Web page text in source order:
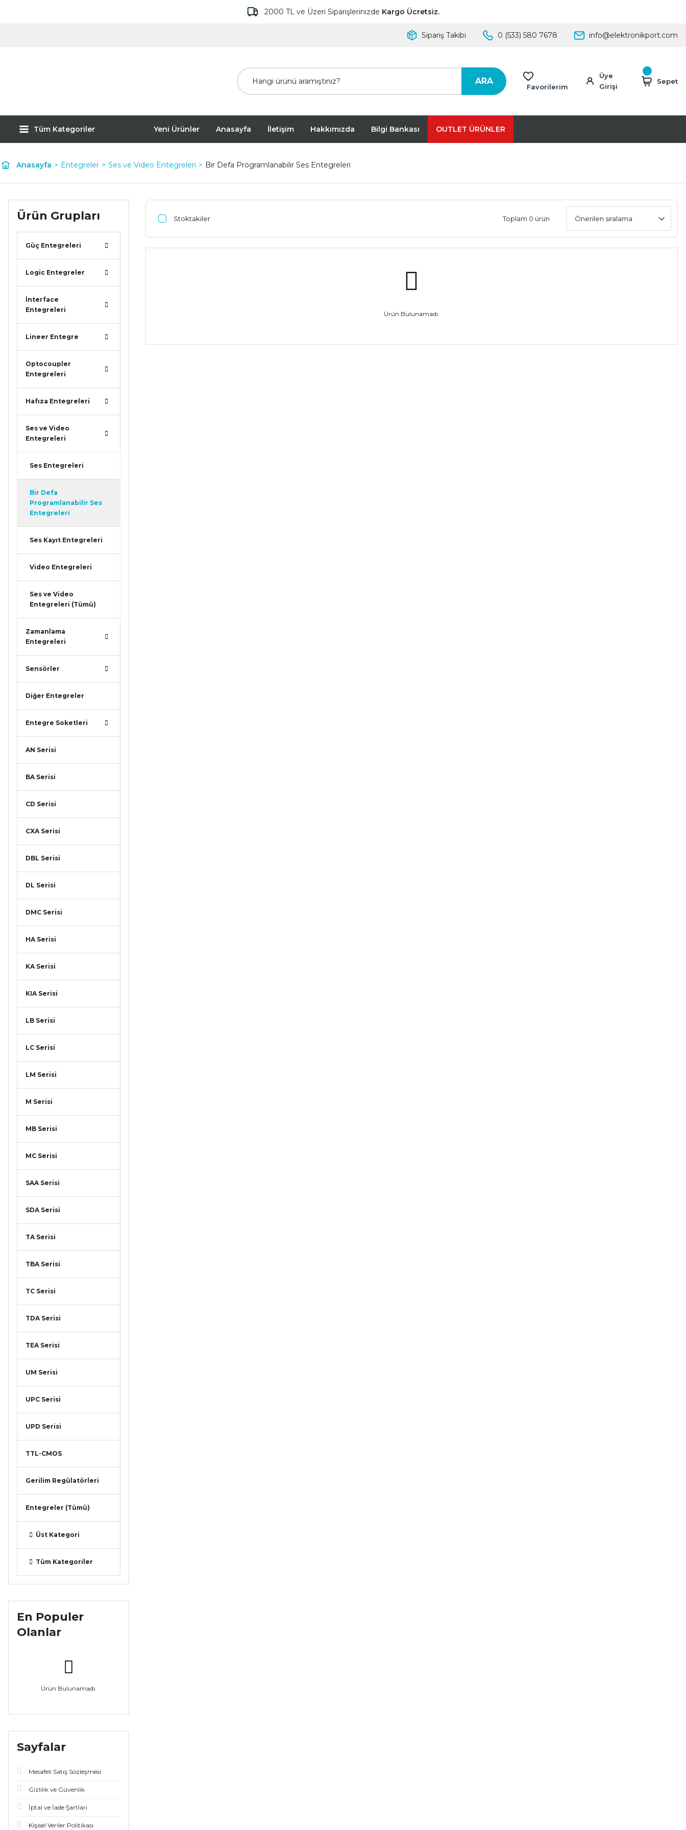
2000 TL ve Üzeri Siparişlerinizde Kargo Ücretsiz.
Sipariş Takibi 0 (533) 580 7678 info@elektronikport.com
ARA
Favorilerim
Üye
Girişi
Sepet
Tüm Kategoriler Yeni Ürünler Anasayfa İletişim Hakkımızda Bilgi Bankası OUTLET ÜRÜNLER
Anasayfa Entegreler Ses ve Video Entegreleri Bir Defa Programlanabilir Ses Entegreleri
Ürün Grupları
Güç Entegreleri
Logic Entegreler
İnterface
Entegreleri
Lineer Entegre
Optocoupler
Entegreleri
Hafıza Entegreleri
Ses ve Video
Entegreleri
Ses Entegreleri
Bir Defa
Programlanabilir Ses
Entegreleri
Ses Kayıt Entegreleri
Video Entegreleri
Ses ve Video
Entegreleri (Tümü)
Zamanlama
Entegreleri
Sensörler
Diğer Entegreler
Entegre Soketleri
AN Serisi
BA Serisi
CD Serisi
CXA Serisi
DBL Serisi
DL Serisi
DMC Serisi
HA Serisi
KA Serisi
KIA Serisi
LB Serisi
LC Serisi
LM Serisi
M Serisi
MB Serisi
MC Serisi
SAA Serisi
SDA Serisi
TA Serisi
TBA Serisi
TC Serisi
TDA Serisi
TEA Serisi
UM Serisi
UPC Serisi
UPD Serisi
TTL-CMOS
Gerilim Regülatörleri
Entegreler (Tümü)
Üst Kategori
Tüm Kategoriler
En Populer
Olanlar
Ürün Bulunamadı.
Sayfalar
Mesafeli Satış Sözleşmesi
Gizlilik ve Güvenlik
İptal ve İade Şartları
Kişisel Veriler Politikası
Stoktakiler Toplam 0 ürün
Ürün Bulunamadı.